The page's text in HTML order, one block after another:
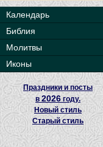
Календарь
Библия
Молитвы
Иконы
Праздники и посты
в 2026году.
Новый стиль
Старый стиль